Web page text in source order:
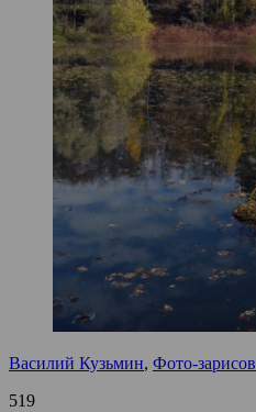
Василий Кузьмин, Фото-
519